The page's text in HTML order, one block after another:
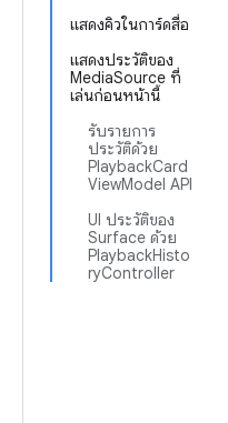
แสดงคิวในการ์ดสื่อ
แสดงประวัติของ
MediaSource ที่
เล่นก่อนหน้านี้
รับรายการ
ประวัติด้วย
PlaybackCard
ViewModel API
UI ประวัติของ
Surface ด้วย
PlaybackHisto
ryController